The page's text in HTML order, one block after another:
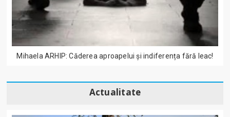
Mihaela ARHIP: Căderea aproapelui și indiferența fără leac!
Actualitate